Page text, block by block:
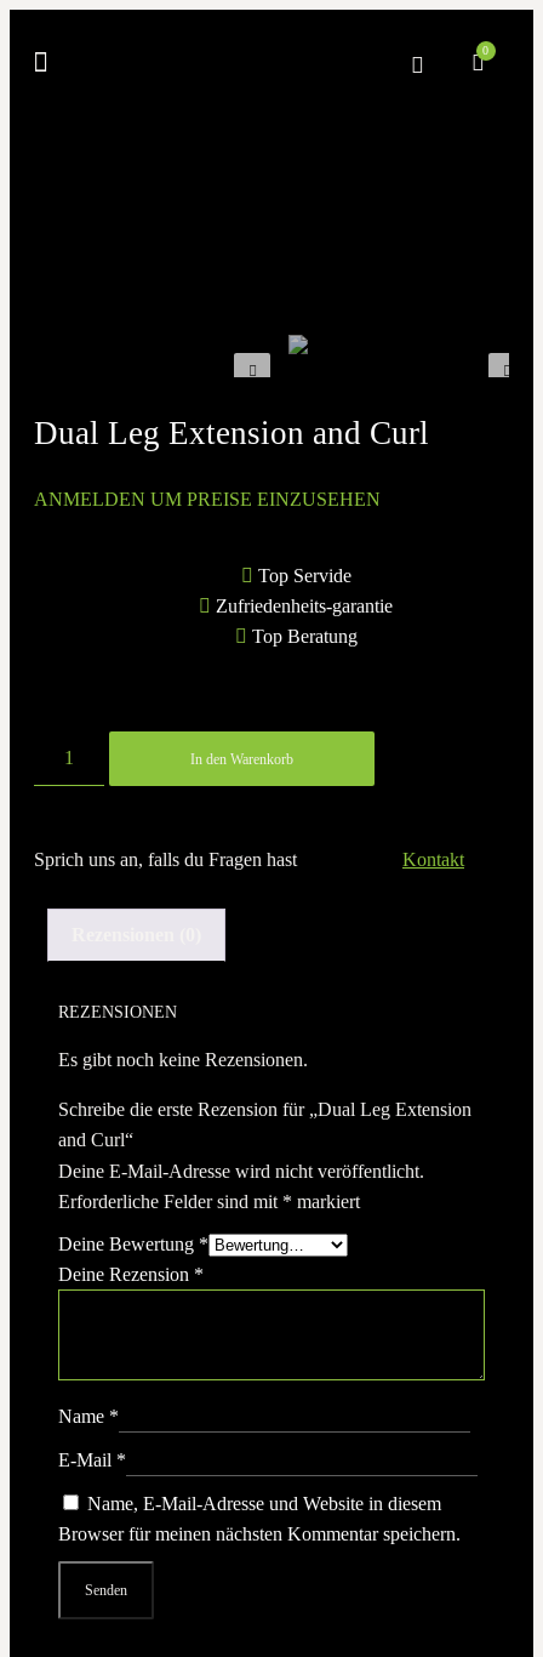
0
Dual Leg Extension and Curl
ANMELDEN UM PREISE EINZUSEHEN
Top Servide
Zufriedenheits-garantie
Top Beratung
In den Warenkorb
Sprich uns an, falls du Fragen hast Kontakt
REZENSIONEN
Es gibt noch keine Rezensionen.
Schreibe die erste Rezension für „Dual Leg Extension
and Curl“
Deine E-Mail-Adresse wird nicht veröffentlicht.
Erforderliche Felder sind mit * markiert
Deine Bewertung *
Deine Rezension *
Name *
E-Mail *
Name, E-Mail-Adresse und Website in diesem
Browser für meinen nächsten Kommentar speichern.